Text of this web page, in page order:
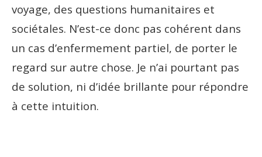
voyage, des questions humanitaires et
sociétales. N’est-ce donc pas cohérent dans
un cas d’enfermement partiel, de porter le
regard sur autre chose. Je n’ai pourtant pas
de solution, ni d’idée brillante pour répondre
à cette intuition.